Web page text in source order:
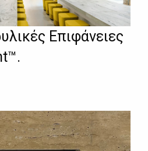
Επιφάνειες